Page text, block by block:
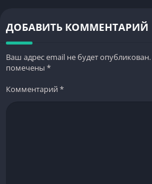
ДОБАВИТЬ КОММЕНТАРИЙ
Ваш адрес email не будет опубликован.
помечены *
Комментарий*